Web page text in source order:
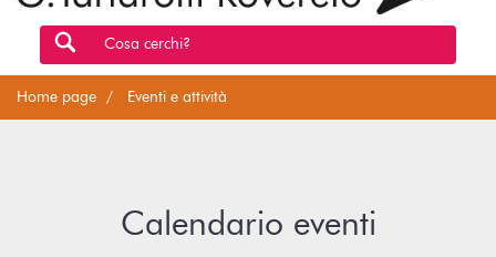
Cosa cerchi?
Home page Eventi e attività
Calendario eventi